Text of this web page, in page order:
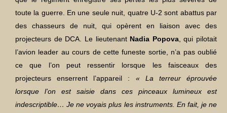
toute la guerre. En une seule nuit, quatre U-2 sont abattus par
des chasseurs de nuit, qui opèrent en liaison avec des
projecteurs de DCA. Le lieutenant Nadia Popova, qui pilotait
l’avion leader au cours de cette funeste sortie, n’a pas oublié
ce que l’on peut ressentir lorsque les faisceaux des
projecteurs enserrent l’appareil : « La terreur éprouvée
lorsque l’on est saisie dans ces pinceaux lumineux est
indescriptible… Je ne voyais plus les instruments. En fait, je ne